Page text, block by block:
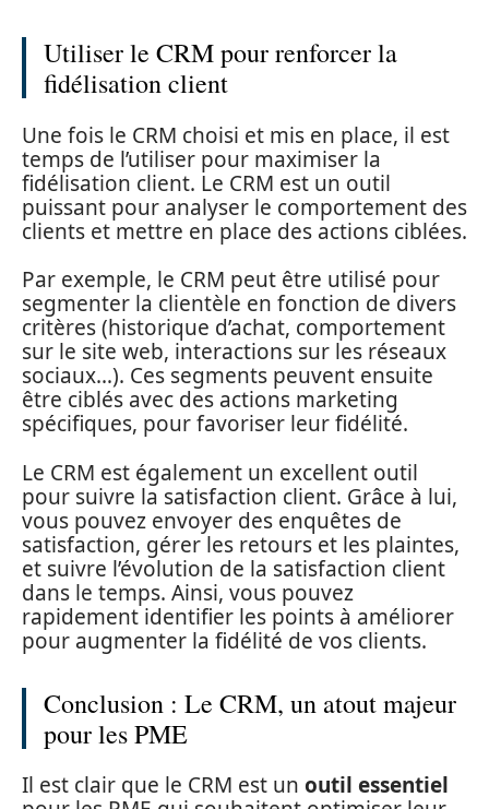
Utiliser le CRM pour renforcer la
fidélisation client
Une fois le CRM choisi et mis en place, il est
temps de l’utiliser pour maximiser la
fidélisation client. Le CRM est un outil
puissant pour analyser le comportement des
clients et mettre en place des actions ciblées.
Par exemple, le CRM peut être utilisé pour
segmenter la clientèle en fonction de divers
critères (historique d’achat, comportement
sur le site web, interactions sur les réseaux
sociaux…). Ces segments peuvent ensuite
être ciblés avec des actions marketing
spécifiques, pour favoriser leur fidélité.
Le CRM est également un excellent outil
pour suivre la satisfaction client. Grâce à lui,
vous pouvez envoyer des enquêtes de
satisfaction, gérer les retours et les plaintes,
et suivre l’évolution de la satisfaction client
dans le temps. Ainsi, vous pouvez
rapidement identifier les points à améliorer
pour augmenter la fidélité de vos clients.
Conclusion : Le CRM, un atout majeur
pour les PME
Il est clair que le CRM est un outil essentiel